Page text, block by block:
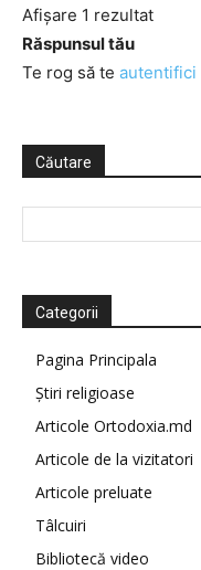
Afișare 1 rezultat
Răspunsul tău
Te rog să te autentifici
Căutare
Categorii
Pagina Principala
Știri religioase
Articole Ortodoxia.md
Articole de la vizitatori
Articole preluate
Tâlcuiri
Bibliotecă video